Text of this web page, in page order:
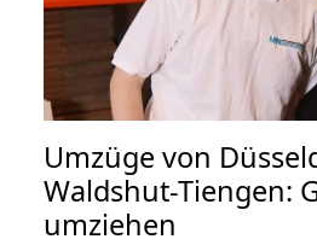
Umzüge von
Waldshut-Tiengen:
umziehen